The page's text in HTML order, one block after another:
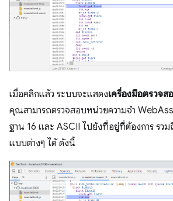
เมื่อคลิกแล้ว ระบบจะแสดงเครื่องมือตรวจ
คุณสามารถตรวจสอบหน่วยความจำ
ฐาน 16 และ ASCII ไปยังที่อยู่ที่ต้องการ รว
แบบต่างๆ ได้ ดังนี้